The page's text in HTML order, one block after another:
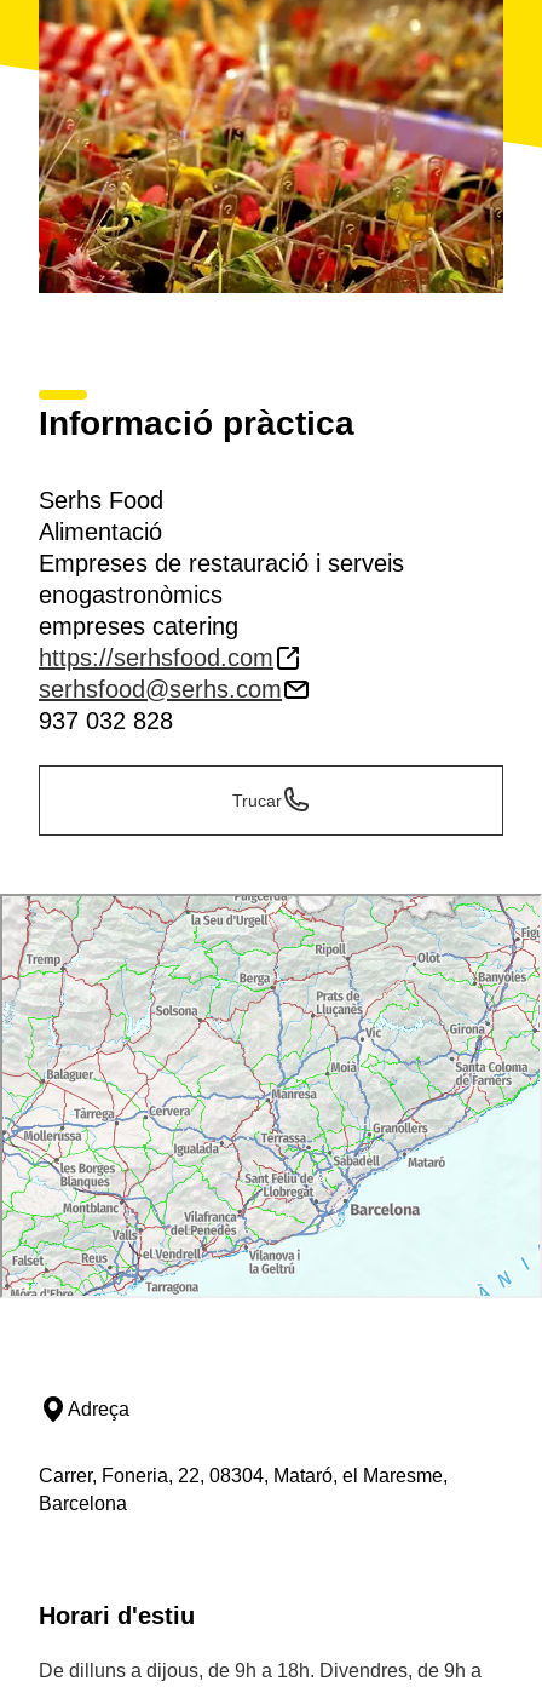
Informació pràctica
Serhs Food
Alimentació
Empreses de restauració i serveis
enogastronòmics
empreses catering
https://serhsfood.com
serhsfood@serhs.com
937 032 828
Trucar
Adreça
Carrer, Foneria, 22, 08304, Mataró, el Maresme,
Barcelona
Horari d'estiu
De dilluns a dijous, de 9h a 18h. Divendres, de 9h a